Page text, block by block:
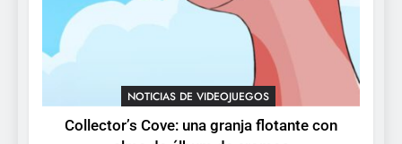
5
Mistbound: Guild Wars
tendrá su primer CCG digital
para PC y móviles
NOTICIAS DE VIDEOJUEGOS
NOTICIAS DE VIDEOJUEGOS
Collector’s Cove: una granja flotante con